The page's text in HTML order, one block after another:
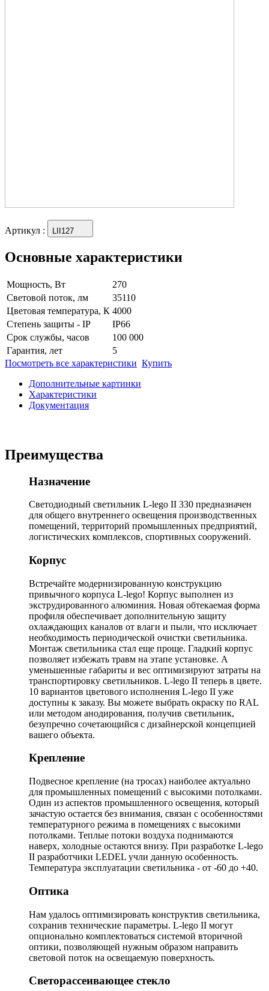
Артикул : LII127
Основные характеристики
Мощность, Вт
270
Световой поток, лм
35110
Цветовая температура, К 4000
Степень защиты - IP
IP66
Срок службы, часов
100 000
Гарантия, лет
5
Посмотреть все характеристики Купить
Дополнительные картинки
Характеристики
Документация
Преимущества
Назначение
Светодиодный светильник L-lego II 330 предназначен
для общего внутреннего освещения производственных
помещений, территорий промышленных предприятий,
логистических комплексов, спортивных сооружений.
Корпус
Встречайте модернизированную конструкцию
привычного корпуса L-lego! Корпус выполнен из
экструдированного алюминия. Новая обтекаемая форма
профиля обеспечивает дополнительную защиту
охлаждающих каналов от влаги и пыли, что исключает
необходимость периодической очистки светильника.
Монтаж светильника стал еще проще. Гладкий корпус
позволяет избежать травм на этапе установке. А
уменьшенные габариты и вес оптимизируют затраты на
транспортировку светильников. L-lego II теперь в цвете.
10 вариантов цветового исполнения L-lego II уже
доступны к заказу. Вы можете выбрать окраску по RAL
или методом анодирования, получив светильник,
безупречно сочетающийся с дизайнерской концепцией
вашего объекта.
Крепление
Подвесное крепление (на тросах) наиболее актуально
для промышленных помещений с высокими потолками.
Один из аспектов промышленного освещения, который
зачастую остается без внимания, связан с особенностями
температурного режима в помещениях с высокими
потолками. Теплые потоки воздуха поднимаются
наверх, холодные остаются внизу. При разработке L-lego
II разработчики LEDEL учли данную особенность.
Температура эксплуатации светильника - от -60 до +40.
Оптика
Нам удалось оптимизировать конструктив светильника,
сохранив технические параметры. L-lego II могут
опционально комплектоваться системой вторичной
оптики, позволяющей нужным образом направить
световой поток на освещаемую поверхность.
Светорассеивающее стекло